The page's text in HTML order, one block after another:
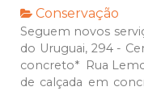
Conservação
Seguem novos
do Uruguai, 294 -
concreto* Rua
de calçada em